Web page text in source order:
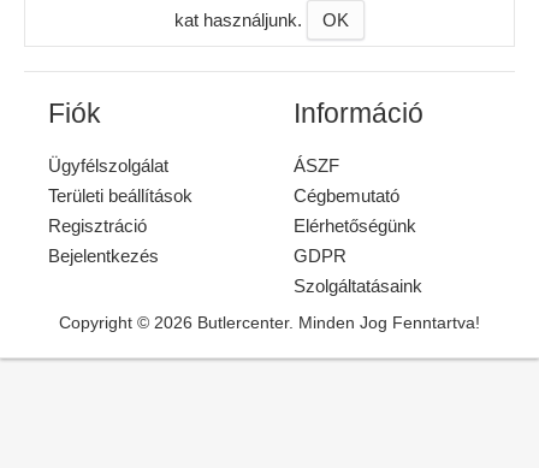
kat használjunk.
OK
Fiók
Ügyfélszolgálat
Területi beállítások
Regisztráció
Bejelentkezés
Információ
ÁSZF
Cégbemutató
Elérhetőségünk
GDPR
Szolgáltatásaink
Copyright © 2026 Butlercenter. Minden Jog Fenntartva!